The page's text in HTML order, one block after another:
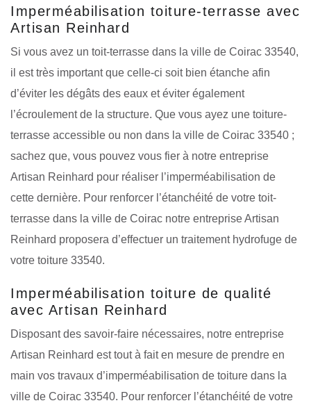
Imperméabilisation toiture-terrasse avec
Artisan Reinhard
Si vous avez un toit-terrasse dans la ville de Coirac 33540,
il est très important que celle-ci soit bien étanche afin
d’éviter les dégâts des eaux et éviter également
l’écroulement de la structure. Que vous ayez une toiture-
terrasse accessible ou non dans la ville de Coirac 33540 ;
sachez que, vous pouvez vous fier à notre entreprise
Artisan Reinhard pour réaliser l’imperméabilisation de
cette dernière. Pour renforcer l’étanchéité de votre toit-
terrasse dans la ville de Coirac notre entreprise Artisan
Reinhard proposera d’effectuer un traitement hydrofuge de
votre toiture 33540.
Imperméabilisation toiture de qualité
avec Artisan Reinhard
Disposant des savoir-faire nécessaires, notre entreprise
Artisan Reinhard est tout à fait en mesure de prendre en
main vos travaux d’imperméabilisation de toiture dans la
ville de Coirac 33540. Pour renforcer l’étanchéité de votre